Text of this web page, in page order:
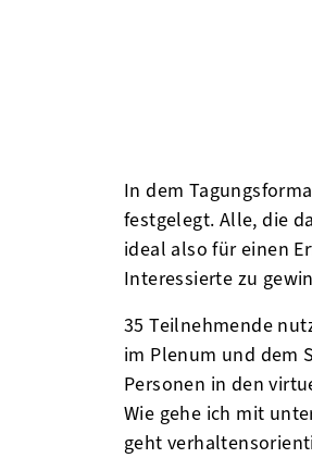
In dem
festgelegt. Alle, die
ideal also für einen
Interessierte zu
35 Teilnehmende
im Plenum und dem
Personen in den
Wie gehe ich mit
geht